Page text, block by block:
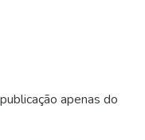
apenas do